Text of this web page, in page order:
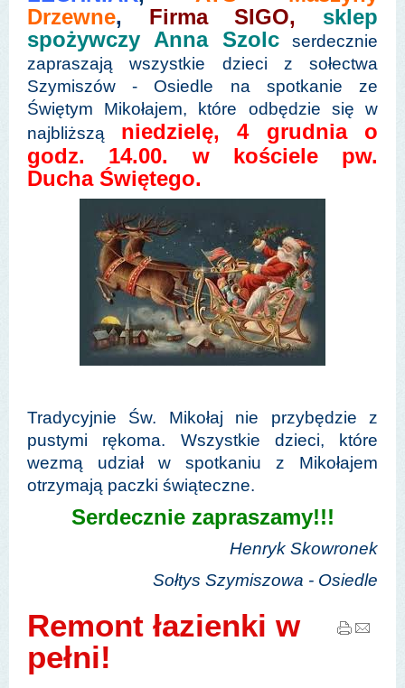
Drzewne, Firma SIGO,
sklep
spożywczy Anna Szolc serdecznie
zapraszają wszystkie dzieci z sołectwa
Szymiszów - Osiedle na spotkanie ze
Świętym Mikołajem, które odbędzie się w
najbliższą niedzielę, 4 grudnia o
godz. 14.00. w kościele pw.
Ducha Świętego.
Tradycyjnie Św. Mikołaj nie przybędzie z
pustymi rękoma. Wszystkie dzieci, które
wezmą udział w spotkaniu z Mikołajem
otrzymają paczki świąteczne.
Serdecznie zapraszamy!!!
Henryk Skowronek
Sołtys Szymiszowa - Osiedle
Remont łazienki w
pełni!